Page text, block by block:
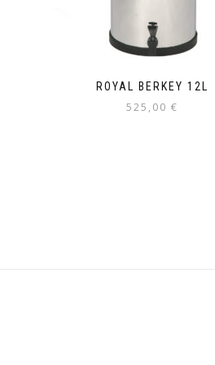
ROYAL BERKEY 12L
525,00 €